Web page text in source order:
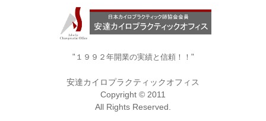
"１９９２年開業の実績と信頼！！"
安達カイロプラクティックオフィス
Copyright © 2011
All Rights Reserved.